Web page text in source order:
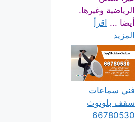
الرياضية وغيرها.
أيضا ... اقرأ
المزيد
فني سماعات
سقف بلوتوث
66780530